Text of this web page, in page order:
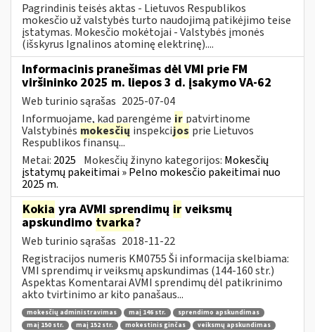
Pagrindinis teisės aktas - Lietuvos Respublikos
mokesčio už valstybės turto naudojimą patikėjimo teise
įstatymas. Mokesčio mokėtojai - Valstybės įmonės
(išskyrus Ignalinos atominę elektrinę)....
Informacinis pranešimas dėl VMI prie FM
viršininko 2025 m. liepos 3 d. įsakymo VA-62
Web turinio sąrašas 2025-07-04
Informuojame, kad parengėme ir patvirtinome
Valstybinės mokesčių inspekcijos prie Lietuvos
Respublikos finansų...
Metai: 2025 Mokesčių žinyno kategorijos: Mokesčių
įstatymų pakeitimai » Pelno mokesčio pakeitimai nuo
2025 m.
Kokia yra AVMI sprendimų ir veiksmų
apskundimo tvarka?
Web turinio sąrašas 2018-11-22
Registracijos numeris KM0755 Ši informacija skelbiama:
VMI sprendimų ir veiksmų apskundimas (144-160 str.)
Aspektas Komentarai AVMI sprendimų dėl patikrinimo
akto tvirtinimo ar kito panašaus...
mokesčių administravimas maį 146 str.
sprendimo apskundimas
maį 150 str.
maį 152 str. mokestinis ginčas
veiksmų apskundimas